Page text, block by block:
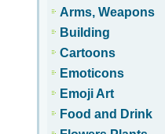
Arms, Weapons
Building
Cartoons
Emoticons
Emoji Art
Food and Drink